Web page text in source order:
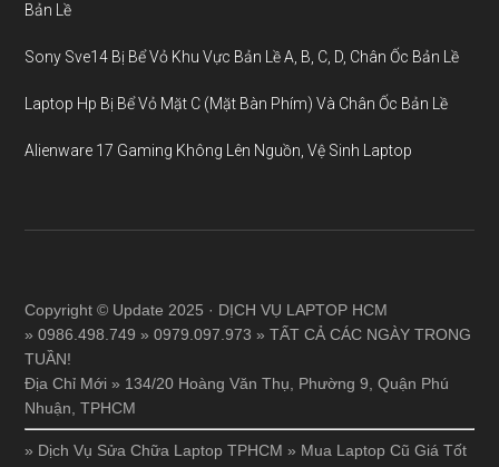
Bản Lề
Sony Sve14 Bị Bể Vỏ Khu Vực Bản Lề A, B, C, D, Chân Ốc Bản Lề
Laptop Hp Bị Bể Vỏ Mặt C (Mặt Bàn Phím) Và Chân Ốc Bản Lề
Alienware 17 Gaming Không Lên Nguồn, Vệ Sinh Laptop
Copyright © Update 2025 · DỊCH VỤ LAPTOP HCM
» 0986.498.749 » 0979.097.973 » TẤT CẢ CÁC NGÀY TRONG
TUẦN!
Địa Chỉ Mới » 134/20 Hoàng Văn Thụ, Phường 9, Quận Phú
Nhuận, TPHCM
» Dịch Vụ Sửa Chữa Laptop TPHCM » Mua Laptop Cũ Giá Tốt